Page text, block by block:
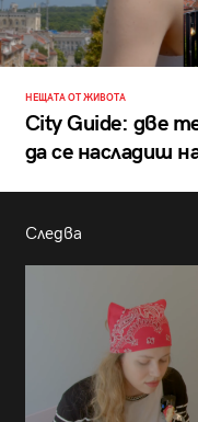
НЕЩАТА ОТ ЖИВОТА
City Guide: две
да се насладиш
Следва